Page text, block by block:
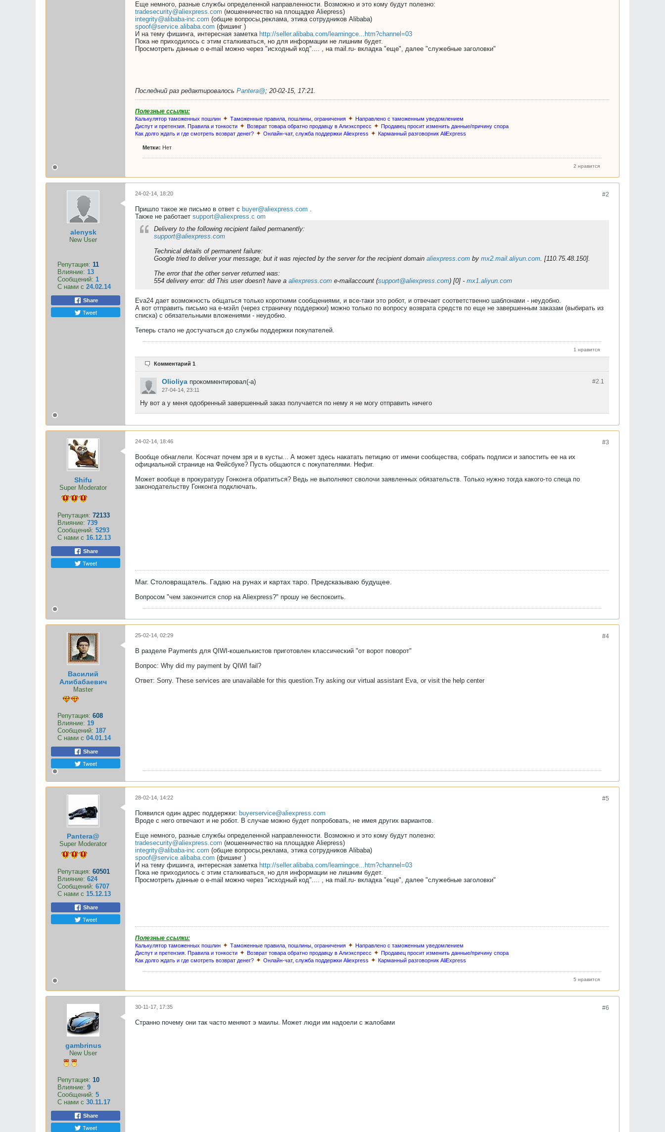
Еще немного, разные службы определенной направленности. Возможно и это кому будут полезно:
tradesecurity@aliexpress.com (мошенничество на площадке Aliepress)
integrity@alibaba-inc.com (общие вопросы,реклама, этика сотрудников Alibaba)
spoof@service.alibaba.com (фишинг )
И на тему фишинга, интересная заметка http://seller.alibaba.com/learningce...htm?channel=03
Пока не приходилось с этим сталкиваться, но для информации не лишним будет.
Просмотреть данные о e-mail можно через "исходный код".... , на mail.ru- вкладка "еще", далее "служебные заголовки"
Последний раз редактировалось Pantera@; 20-02-15, 17:21.
Полезные ссылки:
Калькулятор таможенных пошлин ✦ Таможенные правила, пошлины, ограничения ✦ Направлено с таможенным уведомлением
Диспут и претензия. Правила и тонкости ✦ Возврат товара обратно продавцу в Алиэкспресс ✦ Продавец просит изменить данные/причину спора
Как долго ждать и где смотреть возврат денег? ✦ Онлайн-чат, служба поддержки Aliexpress ✦ Карманный разговорник AliExpress
Метки: Нет
2 нравится
alenysk
New User
Репутация: 11
Влияние: 13
Сообщений: 1
С нами с 24.02.14
Share
Tweet
#2
24-02-14, 18:20
Пришло такое же письмо в ответ с buyer@aliexpress.com
Также не работает support@aliexpress.c om
Delivery to the following recipient failed permanently:
support@aliexpress.com
Technical details of permanent failure:
Google tried to deliver your message, but it was rejected by the server for the recipient domain aliexpress.com by mx2.mail.aliyun.com . [110.75.48.150].
The error that the other server returned was:
554 delivery error: dd This user doesn't have a aliexpress.com e-mailaccount (support@aliexpress.com) [0] - mx1.aliyun.com
Eva24 дает возможность общаться только короткими сообщениями, и все-таки это робот, и отвечает соответственно шаблонами - неудобно.
А вот отправить письмо на е-мэйл (через страничку поддержки) можно только по вопросу возврата средств по еще не завершенным заказам (выбирать из
списка) с обязательными вложениями - неудобно.
Теперь стало не достучаться до службы поддержки покупателей.
1 нравится
Комментарий 1
#2. 1
Olioliya прокомментировал(-а)
27-04-14, 23:11
Ну вот а у меня одобренный завершенный заказ получается по нему я не могу отправить ничего
Shifu
Super Moderator
Репутация: 72133
Влияние: 739
Сообщений: 5293
С нами с 16.12.13
Share
Tweet
#3
24-02-14, 18:46
Вообще обнаглели. Косячат почем зря и в кусты... А может здесь накатать петицию от имени сообщества, собрать подписи и запостить ее на их
официальной странице на Фейсбуке? Пусть общаются с покупателями. Нефиг.
Может вообще в прокуратуру Гонконга обратиться? Ведь не выполняют сволочи заявленных обязательств. Только нужно тогда какого-то спеца по
законодательству Гонконга подключать.
Маг. Столовращатель. Гадаю на рунах и картах таро. Предсказываю будущее.
Вопросом "чем закончится спор на Aliexpress?" прошу не беспокоить.
Василий
Алибабаевич
Master
Репутация: 608
Влияние: 19
Сообщений: 187
С нами с 04.01.14
Share
Tweet
#4
25-02-14, 02:29
В разделе Payments для QIWI-кошелькистов приготовлен классический "от ворот поворот"
Вопрос: Why did my payment by QIWI fail?
Ответ: Sorry. These services are unavailable for this question.Try asking our virtual assistant Eva, or visit the help center
Pantera@
Super Moderator
Репутация: 60501
Влияние: 624
Сообщений: 6707
С нами с 15.12.13
Share
Tweet
#5
28-02-14, 14:22
Появился один адрес поддержки: buyerservice@aliexpress.com
Вроде с него отвечают и не робот. В случае можно будет попробовать, не имея других вариантов.
Еще немного, разные службы определенной направленности. Возможно и это кому будут полезно:
tradesecurity@aliexpress.com (мошенничество на площадке Aliepress)
integrity@alibaba-inc.com (общие вопросы,реклама, этика сотрудников Alibaba)
spoof@service.alibaba.com (фишинг )
И на тему фишинга, интересная заметка http://seller.alibaba.com/learningce...htm?channel=03
Пока не приходилось с этим сталкиваться, но для информации не лишним будет.
Просмотреть данные о e-mail можно через "исходный код".... , на mail.ru- вкладка "еще", далее "служебные заголовки"
Полезные ссылки:
Калькулятор таможенных пошлин ✦ Таможенные правила, пошлины, ограничения ✦ Направлено с таможенным уведомлением
Диспут и претензия. Правила и тонкости ✦ Возврат товара обратно продавцу в Алиэкспресс ✦ Продавец просит изменить данные/причину спора
Как долго ждать и где смотреть возврат денег? ✦ Онлайн-чат, служба поддержки Aliexpress ✦ Карманный разговорник AliExpress
5 нравится
gambrinus
New User
Репутация: 10
Влияние: 9
Сообщений: 5
С нами с 30.11.17
Share
Tweet
#6
30-11-17, 17:35
Странно почему они так часто меняют э маилы. Может люди им надоели с жалобами